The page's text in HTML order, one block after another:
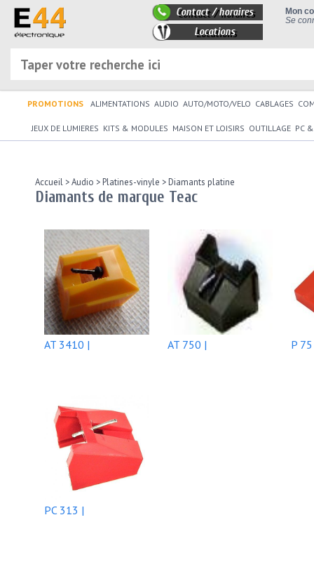
Mon
Se
Contact / horaires
Locations
PROMOTIONS ALIMENTATIONS AUDIO AUTO/MOTO/VELO CABLAGES
JEUX DE LUMIERES KITS & MODULES MAISON ET LOISIRS OUTILLAGE PC
Accueil >Audio >Platines-vinyle >Diamants platine
Diamants de marque Teac
AT 3410 | AT 750 | P
PC 313 |